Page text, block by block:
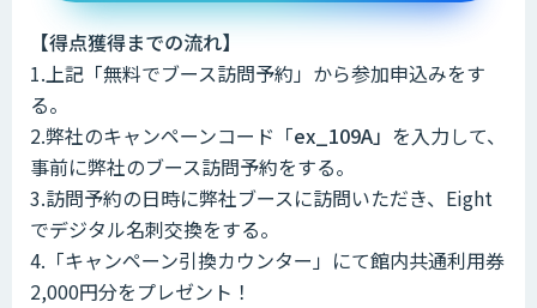
【得点獲得までの流れ】
1.上記「無料でブース訪問予約」から参加申込みをす
る。
2.弊社のキャンペーンコード「ex_109A」 を入力して、
事前に弊社のブース訪問予約をする。
3.訪問予約の日時に弊社ブースに訪問いただき、Eight
でデジタル名刺交換をする。
4.「キャンペーン引換カウンター」にて館内共通利用券
2,000円分をプレゼント！